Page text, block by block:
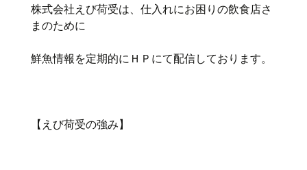
株式会社えび荷受は、仕入れにお困りの飲食店さ
まのために
鮮魚情報を定期的にＨＰにて配信しております。
【えび荷受の強み】